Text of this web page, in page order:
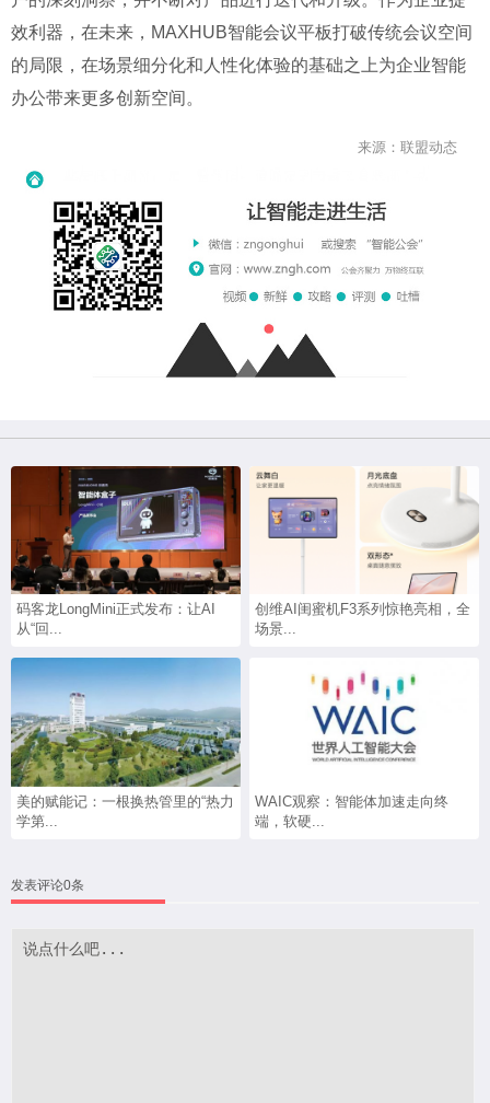
效利器，在未来，MAXHUB智能会议平板打破传统会议空间
的局限，在场景细分化和人性化体验的基础之上为企业智能
办公带来更多创新空间。
来源：联盟动态
码客龙LongMini正式发布：让AI
从“回...
创维AI闺蜜机F3系列惊艳亮相，全
场景...
美的赋能记：一根换热管里的“热力
学第...
WAIC观察：智能体加速走向终
端，软硬...
发表评论0条